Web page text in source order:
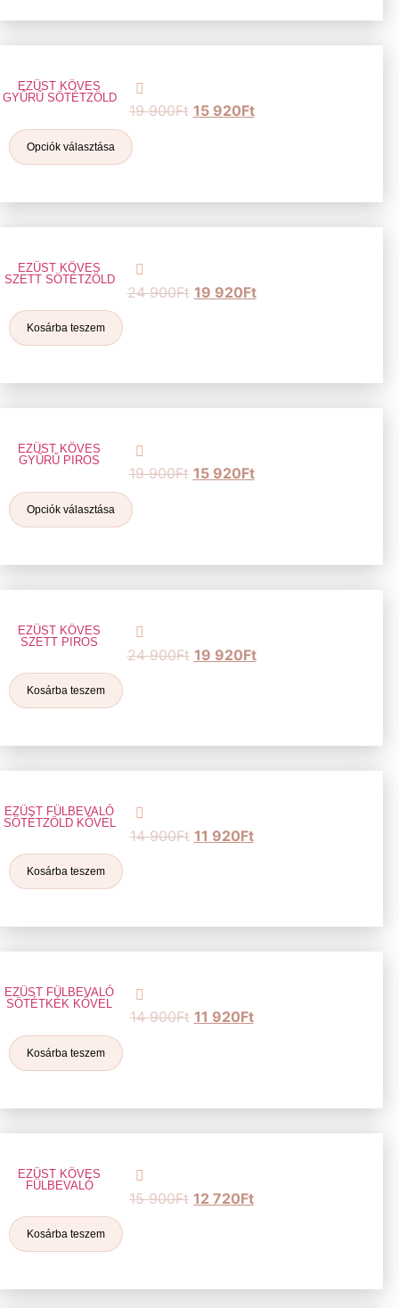
EZÜST KÖVES
GYŰRŰ SÖTÉTZÖLD
19 900Ft 15 920Ft
Opciók választása
EZÜST KÖVES
SZETT SÖTÉTZÖLD
24 900Ft 19 920Ft
Kosárba teszem
EZÜST KÖVES
GYŰRŰ PIROS
19 900Ft 15 920Ft
Opciók választása
EZÜST KÖVES
SZETT PIROS
24 900Ft 19 920Ft
Kosárba teszem
EZÜST FÜLBEVALÓ
SÖTÉTZÖLD KŐVEL
14 900Ft 11 920Ft
Kosárba teszem
EZÜST FÜLBEVALÓ
SÖTÉTKÉK KŐVEL
14 900Ft 11 920Ft
Kosárba teszem
EZÜST KÖVES
FÜLBEVALÓ
15 900Ft 12 720Ft
Kosárba teszem